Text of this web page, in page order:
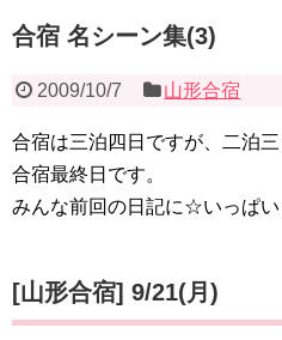
合宿 名シーン集(3)
2009/10/7 山形合宿
合宿は三泊四日ですが、二泊
合宿最終日です。
みんな前回の日記に☆いっぱ
[山形合宿] 9/21(月)